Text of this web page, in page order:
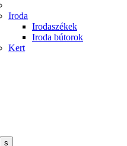
Iroda
Irodaszékek
Iroda bútorok
Kert